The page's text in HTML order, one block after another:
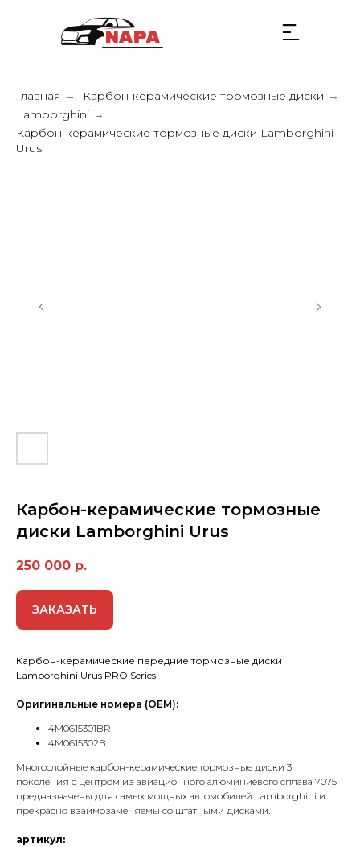
Главная → Карбон-керамические тормозные диски →
Lamborghini →
Карбон-керамические тормозные диски Lamborghini
Urus
Карбон-керамические тормозные
диски Lamborghini Urus
250 000 р.
ЗАКАЗАТЬ
Карбон-керамические передние тормозные диски
Lamborghini Urus PRO Series
Оригинальные номера (OEM):
4M0615301BR
4M0615302B
Многослойные карбон-керамические тормозные диски 3
поколения с центром из авиационного алюминиевого сплава 7075
предназначены для самых мощных автомобилей Lamborghini и
прекрасно взаимозаменяемы со штатными дисками.
артикул: